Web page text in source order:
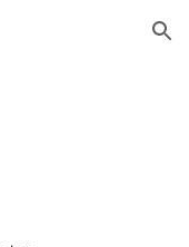
Skip to navigation